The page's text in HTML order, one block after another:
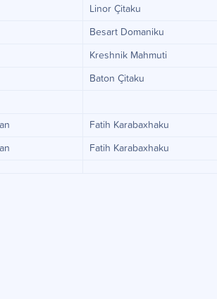
Linor Çitaku
Besart Domaniku
Kreshnik Mahmuti
Baton Çitaku
Fatih Karabaxhaku
Fatih Karabaxhaku